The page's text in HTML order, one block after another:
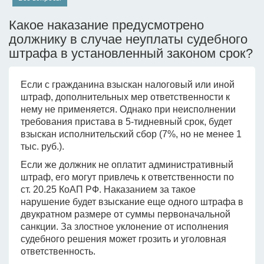
Какое наказание предусмотрено
должнику в случае неуплаты судебного
штрафа в установленный законом срок?
Если с гражданина взыскан налоговый или иной
штраф, дополнительных мер ответственности к
нему не применяется. Однако при неисполнении
требования пристава в 5-тидневный срок, будет
взыскан исполнительский сбор (7%, но не менее 1
тыс. руб.).
Если же должник не оплатит административный
штраф, его могут привлечь к ответственности по
ст. 20.25 КоАП РФ. Наказанием за такое
нарушение будет взыскание еще одного штрафа в
двукратном размере от суммы первоначальной
санкции. За злостное уклонение от исполнения
судебного решения может грозить и уголовная
ответственность.